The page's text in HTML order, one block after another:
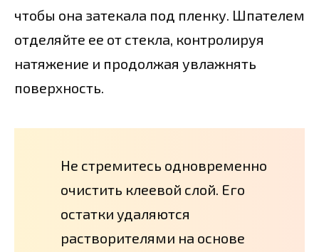
чтобы она затекала под пленку. Шпателем
отделяйте ее от стекла, контролируя
натяжение и продолжая увлажнять
поверхность.
Не стремитесь одновременно
очистить клеевой слой. Его
остатки удаляются
растворителями на основе